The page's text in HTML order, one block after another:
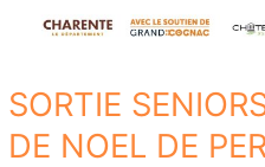
SORTIE
DE NOEL DE